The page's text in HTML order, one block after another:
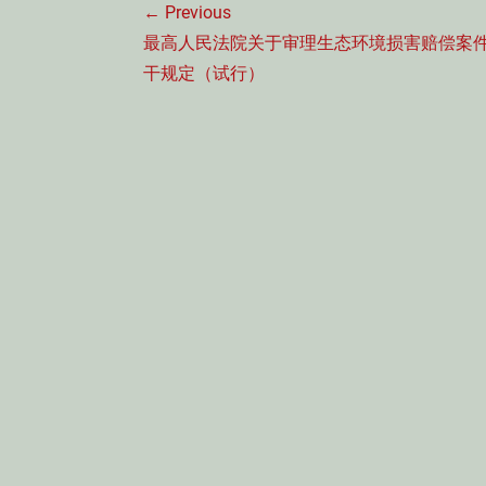
章
导
航
← Previous
Previous
post:
最高人民法院关于审理生态环境损害赔偿案
干规定（试行）